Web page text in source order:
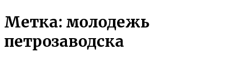
Метка: молодежь
петрозаводска